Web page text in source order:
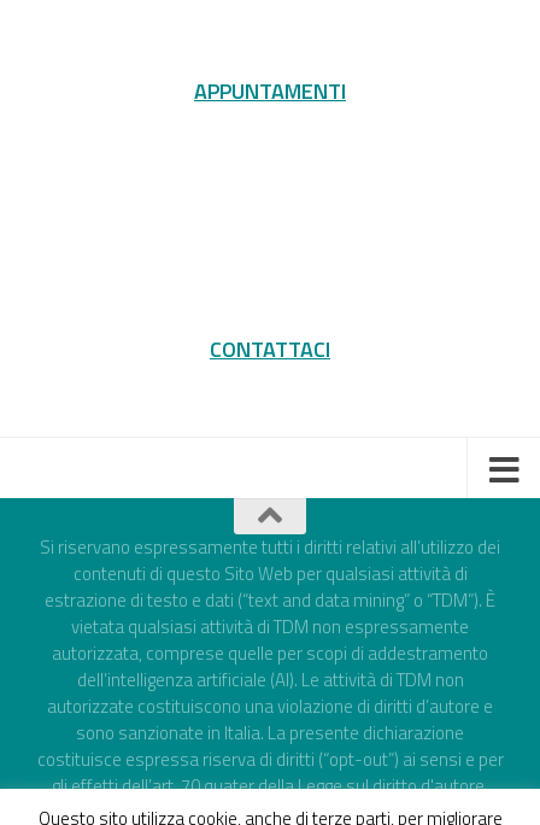
APPUNTAMENTI
CONTATTACI
Si riservano espressamente tutti i diritti relativi all’utilizzo dei
contenuti di questo Sito Web per qualsiasi attività di
estrazione di testo e dati (“text and data mining” o “TDM”). È
vietata qualsiasi attività di TDM non espressamente
autorizzata, comprese quelle per scopi di addestramento
dell’intelligenza artificiale (AI). Le attività di TDM non
autorizzate costituiscono una violazione di diritti d’autore e
sono sanzionate in Italia. La presente dichiarazione
costituisce espressa riserva di diritti (“opt-out”) ai sensi e per
gli effetti dell’art. 70 quater della Legge sul diritto d'autore,
attuativo dell’art. 4 della Direttiva UE 790/2019 e del
Questo sito utilizza cookie, anche di terze parti, per migliorare